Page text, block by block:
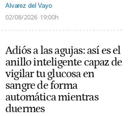
Alvarez del Vayo
02/08/2026 19:00h
Adiós a las agujas: así es el
anillo inteligente capaz de
vigilar tu glucosa en
sangre de forma
automática mientras
duermes